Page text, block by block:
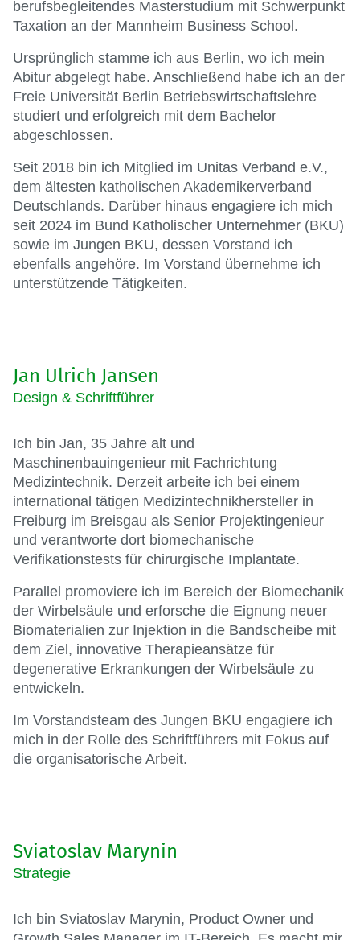
berufsbegleitendes Masterstudium mit Schwerpunkt
Taxation an der Mannheim Business School.
Ursprünglich stamme ich aus Berlin, wo ich mein
Abitur abgelegt habe. Anschließend habe ich an der
Freie Universität Berlin Betriebswirtschaftslehre
studiert und erfolgreich mit dem Bachelor
abgeschlossen.
Seit 2018 bin ich Mitglied im Unitas Verband e.V.,
dem ältesten katholischen Akademikerverband
Deutschlands. Darüber hinaus engagiere ich mich
seit 2024 im Bund Katholischer Unternehmer (BKU)
sowie im Jungen BKU, dessen Vorstand ich
ebenfalls angehöre. Im Vorstand übernehme ich
unterstützende Tätigkeiten.
Jan Ulrich Jansen
Design & Schriftführer
Ich bin Jan, 35 Jahre alt und
Maschinenbauingenieur mit Fachrichtung
Medizintechnik. Derzeit arbeite ich bei einem
international tätigen Medizintechnikhersteller in
Freiburg im Breisgau als Senior Projektingenieur
und verantworte dort biomechanische
Verifikationstests für chirurgische Implantate.
Parallel promoviere ich im Bereich der Biomechanik
der Wirbelsäule und erforsche die Eignung neuer
Biomaterialien zur Injektion in die Bandscheibe mit
dem Ziel, innovative Therapieansätze für
degenerative Erkrankungen der Wirbelsäule zu
entwickeln.
Im Vorstandsteam des Jungen BKU engagiere ich
mich in der Rolle des Schriftführers mit Fokus auf
die organisatorische Arbeit.
Sviatoslav Marynin
Strategie
Ich bin Sviatoslav Marynin, Product Owner und